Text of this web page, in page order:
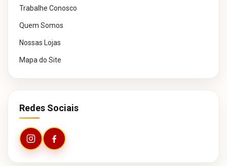
Trabalhe Conosco
Quem Somos
Nossas Lojas
Mapa do Site
Redes Sociais